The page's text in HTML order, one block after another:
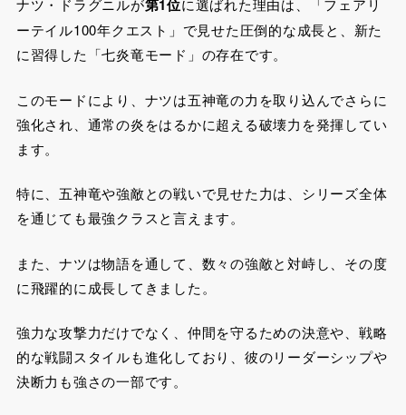
ナツ・ドラグニルが第1位に選ばれた理由は、「フェアリ
ーテイル100年クエスト」で見せた圧倒的な成長と、新た
に習得した「七炎竜モード」の存在です。
このモードにより、ナツは五神竜の力を取り込んでさらに
強化され、通常の炎をはるかに超える破壊力を発揮してい
ます。
特に、五神竜や強敵との戦いで見せた力は、シリーズ全体
を通じても最強クラスと言えます。
また、ナツは物語を通して、数々の強敵と対峙し、その度
に飛躍的に成長してきました。
強力な攻撃力だけでなく、仲間を守るための決意や、戦略
的な戦闘スタイルも進化しており、彼のリーダーシップや
決断力も強さの一部です。